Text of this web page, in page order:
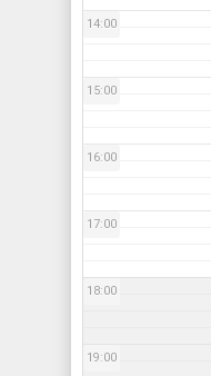
14:00
15:00
16:00
17:00
18:00
19:00